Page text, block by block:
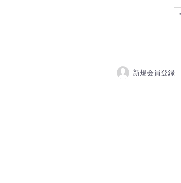
新規会員登録